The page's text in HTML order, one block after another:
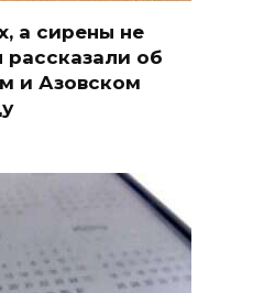
а сирены не
рассказали об
и Азовском